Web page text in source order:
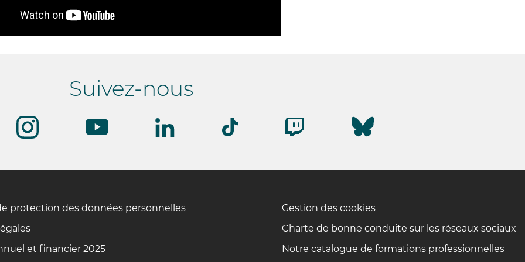
Suivez-nous
protection des données personnelles
et financier 2025
Gestion des cookies
Charte de bonne conduite sur les réseaux sociaux
Notre catalogue de formations professionnelles